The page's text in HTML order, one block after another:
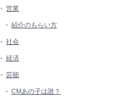
営業
紹介のもらい方
社会
経済
芸能
CMあの子は誰？